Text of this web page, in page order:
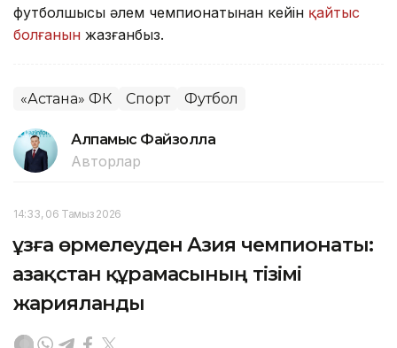
футболшысы әлем чемпионатынан кейін қайтыс
болғанын жазғанбыз.
«Астана» ФК Спорт Футбол
Алпамыс Файзолла
Авторлар
14:33, 06 Тамыз 2026
Құзға өрмелеуден Азия чемпионаты:
Қазақстан құрамасының тізімі
жарияланды